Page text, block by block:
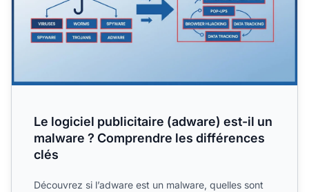
Le logiciel publicitaire (adware) est-il un
malware ? Comprendre les différences
clés
Découvrez si l’adware est un malware, quelles sont